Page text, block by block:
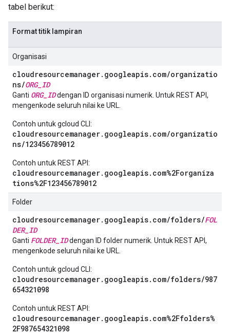
tabel berikut:
Format titik lampiran
Organisasi
cloudresourcemanager.googleapis.com/organizatio
ns/ORG_ID
Ganti ORG_IDdengan ID organisasi numerik. Untuk REST API,
mengenkode seluruh nilai ke URL.
Contoh untuk gcloud CLI:
cloudresourcemanager.googleapis.com/organizatio
ns/123456789012
Contoh untuk REST API:
cloudresourcemanager.googleapis.com%2Forganiza
tions%2F123456789012
Folder
cloudresourcemanager.googleapis.com/folders/FOL
DER_ID
Ganti FOLDER_IDdengan ID folder numerik. Untuk REST API,
mengenkode seluruh nilai ke URL.
Contoh untuk gcloud CLI:
cloudresourcemanager.googleapis.com/folders/987
654321098
Contoh untuk REST API:
cloudresourcemanager.googleapis.com%2Ffolders%
2F987654321098